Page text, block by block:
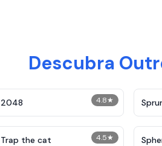
Descubra
4.8★
2048
4.5★
Trap the cat